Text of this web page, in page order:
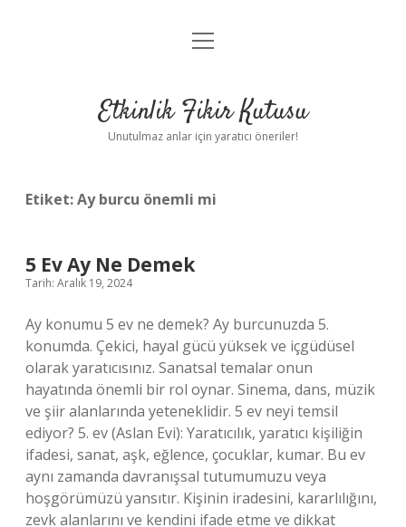
Anasayfa
Yasal Uyarı
menüyü
Etkinlik Fikir Kutusu
Unutulmaz anlar için yaratıcı öneriler!
Etiket:Ay burcu önemli mi
5 Ev Ay Ne Demek
Tarih: Aralık 19, 2024
Ay konumu 5 ev ne demek? Ay burcunuzda 5.
konumda. Çekici, hayal gücü yüksek ve içgüdüsel
olarak yaratıcısınız. Sanatsal temalar onun
hayatında önemli bir rol oynar. Sinema, dans, müzik
ve şiir alanlarında yeteneklidir. 5 ev neyi temsil
ediyor? 5. ev (Aslan Evi): Yaratıcılık, yaratıcı kişiliğin
ifadesi, sanat, aşk, eğlence, çocuklar, kumar. Bu ev
aynı zamanda davranışsal tutumumuzu veya
hoşgörümüzü yansıtır. Kişinin iradesini, kararlılığını,
zevk alanlarını ve kendini ifade etme ve dikkat